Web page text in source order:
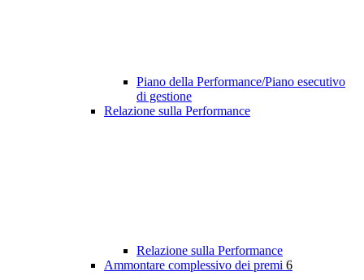
Piano della Performance/Piano esecutivo
di gestione
Relazione sulla Performance
Relazione sulla Performance
Ammontare complessivo dei premi 6